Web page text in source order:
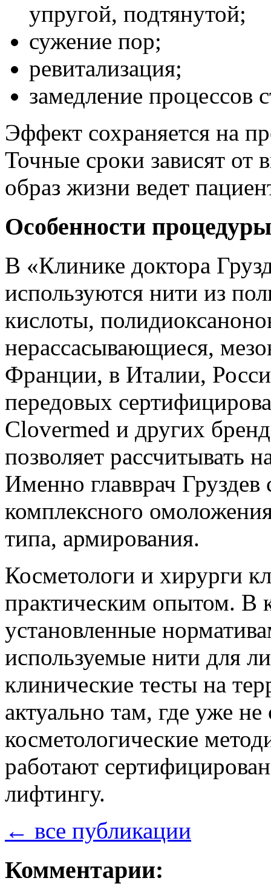
упругой, подтянутой;
сужение пор;
ревитализация;
замедление процессов
Эффект сохраняется на
Точные сроки зависят от
образ жизни ведет
Особенности процедуры
В «Клинике доктора
используются нити из
кислоты,
нерассасывающиеся,
Франции, в Италии,
передовых
Clovermed и других
позволяет рассчитывать
Именно главврач
комплексного
типа, армирования.
Косметологи и хирурги
практическим опытом. В
установленные
используемые нити для
клинические тесты на
актуально там, где уже
косметологические
работают
лифтингу.
← все публикации
Комментарии: